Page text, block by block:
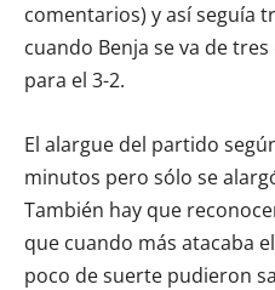
comentarios) y así seguía
cuando Benja se va de
para el 3-2.
El alargue del partido
minutos pero sólo se
También hay que
que cuando más atacaba
poco de suerte pudieron